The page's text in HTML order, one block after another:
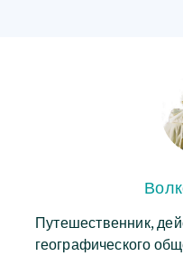
Путешественник,
географического